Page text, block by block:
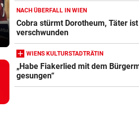
Auch in der
Slowakei neuer
Allzeit-Rekord
Kanzler
NACH ÜBERFALL IN WIEN
Cobra stürmt Dorotheum, Täter ist
verschwunden
WIENS KULTURSTADTRÄTIN
„Habe Fiakerlied mit dem
gesungen“